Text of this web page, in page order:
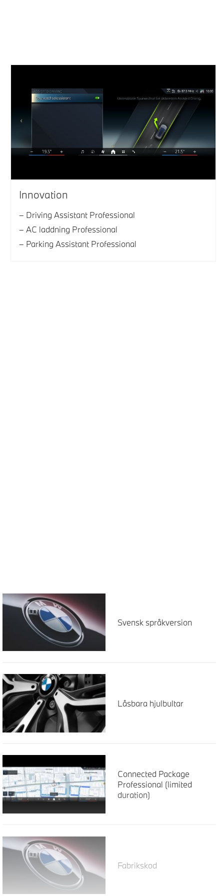
Innovation
Driving Assistant Professional
AC laddning Professional
Parking Assistant Professional
Svensk språkversion
Låsbara hjulbultar
Connected Package
Professional (limited
duration)
Fabrikskod